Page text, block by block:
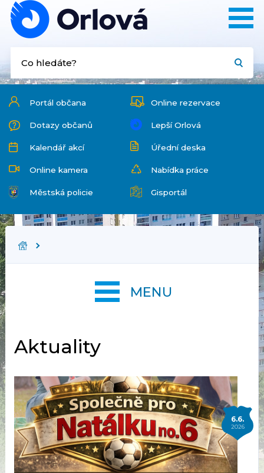
Portál občana Online rezervace
Dotazy občanů Lepší Orlová
Kalendář akcí Úřední deska
Online kamera Nabídka práce
Městská policie Gisportál
Aktuality
6.6.
2026
MENU